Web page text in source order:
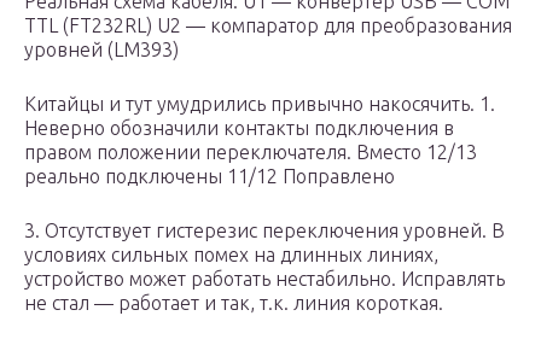
TTL (FT232RL) U2 — компаратор для преобразования
уровней (LM393)
Китайцы и тут умудрились привычно накосячить. 1.
Неверно обозначили контакты подключения в
правом положении переключателя. Вместо 12/13
реально подключены 11/12 Поправлено
3. Отсутствует гистерезис переключения уровней. В
условиях сильных помех на длинных линиях,
устройство может работать нестабильно. Исправлять
не стал — работает и так, т.к. линия короткая.